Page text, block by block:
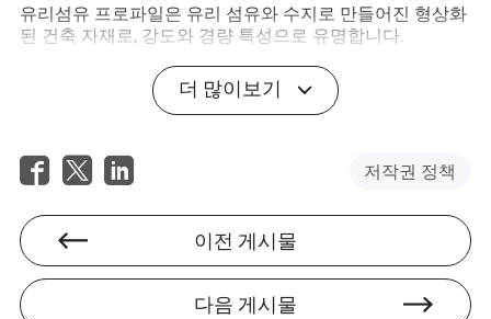
유리섬유 프로파일은 유리 섬유와 수지로 만들어진 형상화
된 건축 자재로, 강도와 경량 특성으로 유명합니다.
유리섬유 프로파일 설계에서 CAD 숙련도가 중요한 이유는
테스트 및 수정하여 생산 전에 설계가 실현 가능하고 효율
적인지 확인할 수 있습니다.
유리섬유 프로파일 설계의 미래 트렌드는 무엇인가요?
트렌드에는 친환경 재료, 스마트 기술의 통합, 다기능 프로
파일의 생성이 포함됩니다.
더 많이보기
저작권 정책
이전 게시물
다음 게시물